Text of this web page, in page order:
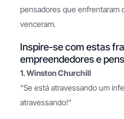
pensadores que enfrentaram
venceram.
Inspire-se com estas
empreendedores e
1. Winston Churchill
“Se está atravessando um
atravessando!”